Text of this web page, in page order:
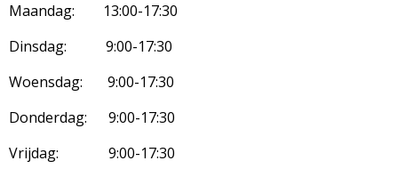
Maandag: 13:00-17:30
Dinsdag: 9:00-17:30
Woensdag: 9:00-17:30
Donderdag: 9:00-17:30
Vrijdag: 9:00-17:30